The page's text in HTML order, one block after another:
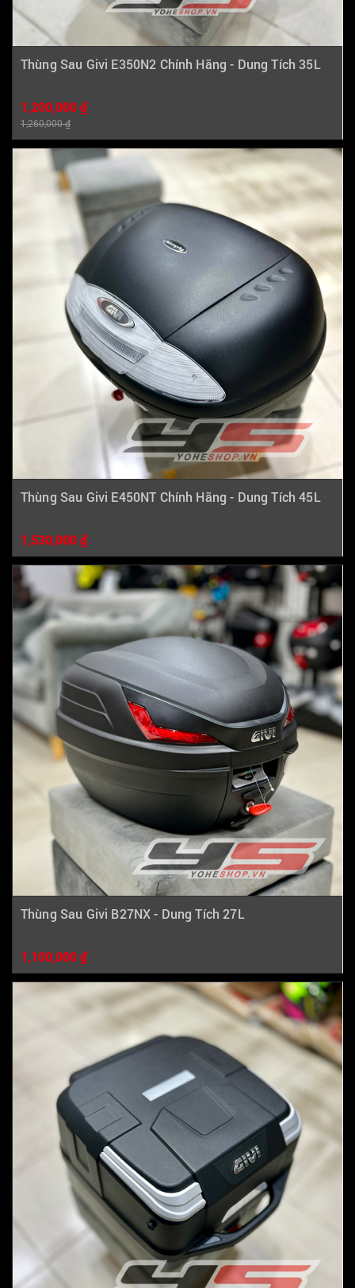
Thùng Sau Givi E350N2 Chính Hãng - Dung Tích 35L
1,200,000 ₫
1,260,000 ₫
Thùng Sau Givi E450NT Chính Hãng - Dung Tích 45L
1,530,000 ₫
Thùng Sau Givi B27NX - Dung Tích 27L
1,100,000 ₫